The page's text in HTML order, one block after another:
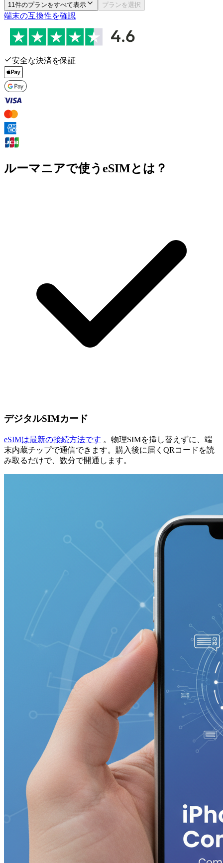
11件のプランをすべて表示 プランを選択
端末の互換性を確認
安全な決済を保証
ルーマニアで使うeSIMとは？
デジタルSIMカード
eSIMは最新の接続方法です 。物理SIMを挿し替えずに、端
末内蔵チップで通信できます。購入後に届くQRコードを読
み取るだけで、数分で開通します。